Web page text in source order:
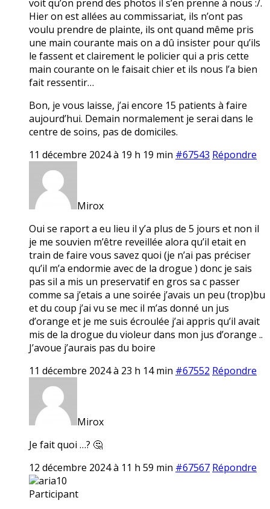
voit qu’on prend des photos il s’en prenne à nous :/.
Hier on est allées au commissariat, ils n’ont pas
voulu prendre de plainte, ils ont quand même pris
une main courante mais on a dû insister pour qu’ils
le fassent et clairement le policier qui a pris cette
main courante on le faisait chier et ils nous l’a bien
fait ressentir…
Bon, je vous laisse, j’ai encore 15 patients à faire
aujourd’hui. Demain normalement je serai dans le
centre de soins, pas de domiciles.
11 décembre 2024 à 19 h 19 min #67543 Répondre
Mirox
Oui se raport a eu lieu il y’a plus de 5 jours et non il
je me souvien m’être reveillée alora qu’il etait en
train de faire vous savez quoi (je n’ai pas préciser
qu’il m’a endormie avec de la drogue ) donc je sais
pas sil a mis un preservatif en gros sa c passer
comme sa j’etais a une soirée j’avais un peu (trop)bu
et du coup j’ai vu se mec il m’as donné un jus
d’orange et je me suis écroulée j’ai appris qu’il avait
mis de la drogue du violeur dans mon jus d’orange ..
J’avoue j’aurais pas du boire
11 décembre 2024 à 23 h 14 min #67552 Répondre
Mirox
Je fait quoi …? 🤔
12 décembre 2024 à 11 h 59 min #67567 Répondre
aria10
Participant